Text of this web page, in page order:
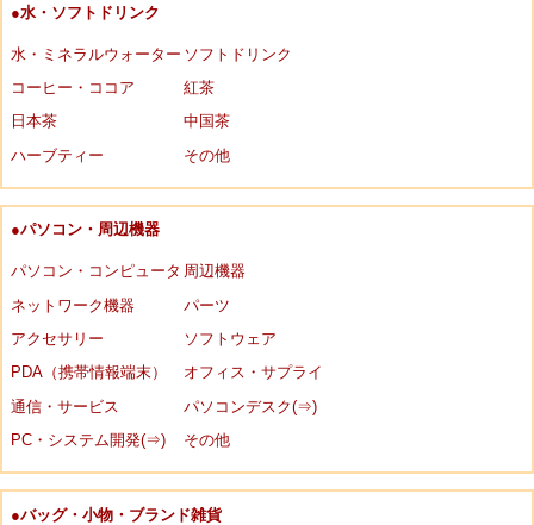
●水・ソフトドリンク
水・ミネラルウォーター ソフトドリンク
コーヒー・ココア
紅茶
日本茶
中国茶
ハーブティー
その他
●パソコン・周辺機器
パソコン・コンピュータ 周辺機器
ネットワーク機器
パーツ
アクセサリー
ソフトウェア
PDA（携帯情報端末）
オフィス・サプライ
通信・サービス
パソコンデスク(⇒)
PC・システム開発(⇒)
その他
●バッグ・小物・ブランド雑貨